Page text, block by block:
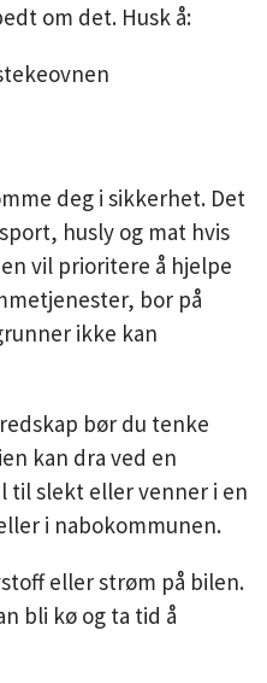
om det. Husk å:
deg i sikkerhet. Det
husly og mat hvis
vil prioritere å hjelpe
bor på
ikke kan
bør du tenke
kan dra ved en
til slekt eller venner i en
i nabokommunen.
eller strøm på bilen.
bli kø og ta tid å